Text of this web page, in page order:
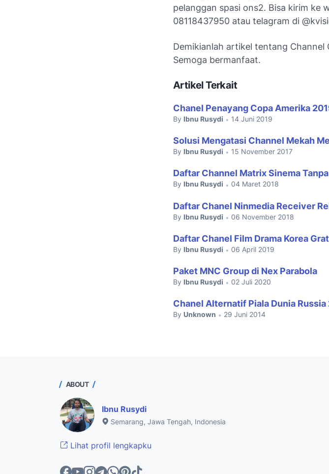
pelanggan spasi ons2. Bisa kirim ke
08118437950 atau telagram di
Demikianlah artikel tentang Channel
Semoga bermanfaat.
Artikel Terkait
Chanel Penayang Copa Amerika
By Ibnu Rusydi • 14 Juni 2019
Solusi Mengatasi Channel Mekah
By Ibnu Rusydi • 15 November 2017
Daftar Channel Matrix Sinema
By Ibnu Rusydi • 04 Maret 2018
Daftar Chanel Ninmedia Receiver
By Ibnu Rusydi • 06 November 2018
Daftar Chanel Film Drama Korea
By Ibnu Rusydi • 06 April 2019
Paket MNC Group di Nex Parabola
By Ibnu Rusydi • 02 Juli 2020
Chanel Alternatif Piala Dunia Russia
By Unknown • 29 Juni 2014
ABOUT
Ibnu Rusydi
Semarang, Jawa Tengah, Indonesia
Lihat profil lengkapku